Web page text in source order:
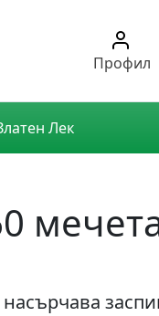
Профил
Лек